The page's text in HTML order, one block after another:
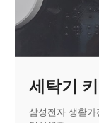
삼성전자 생활